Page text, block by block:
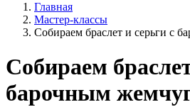
Главная
Мастер-классы
Собираем браслет и серьги с
Собираем
барочным